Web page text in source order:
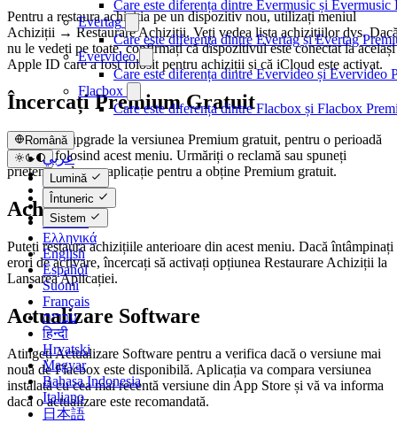
Care este diferența dintre Evermusic și Evermusic
Evertag
Care este diferența dintre Evertag și Evertag
Evervideo
Care este diferența dintre Evervideo și Evervideo
Flacbox
Care este diferența dintre Flacbox și Flacbox
Română
عربي
Català
Čeština
Dansk
Deutsch
Ελληνικά
English
Español
Suomi
Français
עברית
हिन्दी
Hrvatski
Magyar
Bahasa Indonesia
Italiano
日本語
Lumină
Întuneric
Sistem
Pentru a restaura achiziția pe un dispozitiv nou, utilizați meniul
Achiziții → Restaurare Achiziții. Veți vedea lista achizițiilor dvs.
nu le vedeți pe toate, confirmați că dispozitivul este conectat la același
Apple ID care a fost folosit pentru achiziții și că iCloud este activat.
Încercați Premium Gratuit
Puteți face upgrade la versiunea Premium gratuit, pentru o perioadă
limitată, folosind acest meniu. Urmăriți o reclamă sau spuneți
prietenilor despre aplicație pentru a obține Premium gratuit.
Achiziții
Puteți restaura achizițiile anterioare din acest meniu. Dacă întâmpinați
erori de activare, încercați să activați opțiunea Restaurare Achiziții la
Lansarea Aplicației.
Actualizare Software
Atingeți Actualizare Software pentru a verifica dacă o versiune mai
nouă de Flacbox este disponibilă. Aplicația va compara versiunea
instalată cu cea mai recentă versiune din App Store și vă va informa
dacă o actualizare este recomandată.